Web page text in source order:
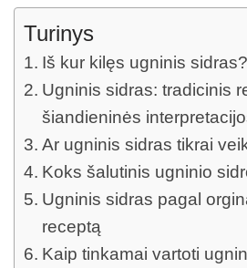
Turinys
Iš kur kilęs ugninis sidras?
Ugninis sidras: tradicinis
šiandieninės
Ar ugninis sidras tikrai
Koks šalutinis ugninio
Ugninis sidras pagal
receptą
Kaip tinkamai vartoti